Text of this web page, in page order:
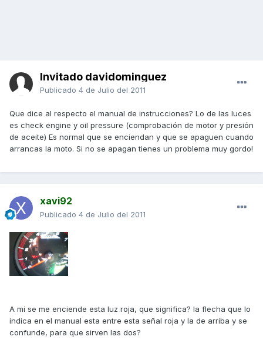
Invitado davidominguez
Publicado 4 de Julio del 2011
Que dice al respecto el manual de instrucciones? Lo de las luces
es check engine y oil pressure (comprobación de motor y presión
de aceite) Es normal que se enciendan y que se apaguen cuando
arrancas la moto. Si no se apagan tienes un problema muy gordo!
xavi92
Publicado 4 de Julio del 2011
A mi se me enciende esta luz roja, que significa? la flecha que lo
indica en el manual esta entre esta señal roja y la de arriba y se
confunde, para que sirven las dos?